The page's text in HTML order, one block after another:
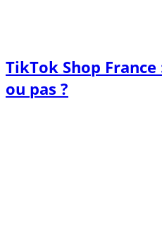
TikTok Shop
ou pas ?